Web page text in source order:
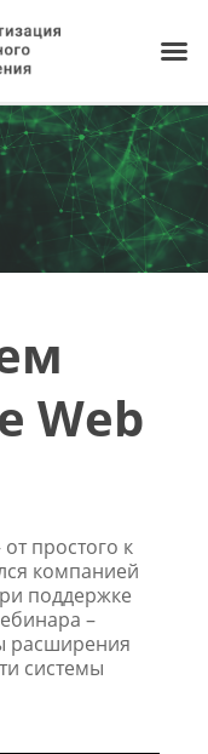
Web
простого к
компанией
поддержке
–
расширения
системы